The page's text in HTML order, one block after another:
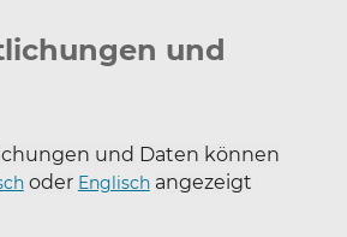
und
und Daten können
oder Englisch angezeigt